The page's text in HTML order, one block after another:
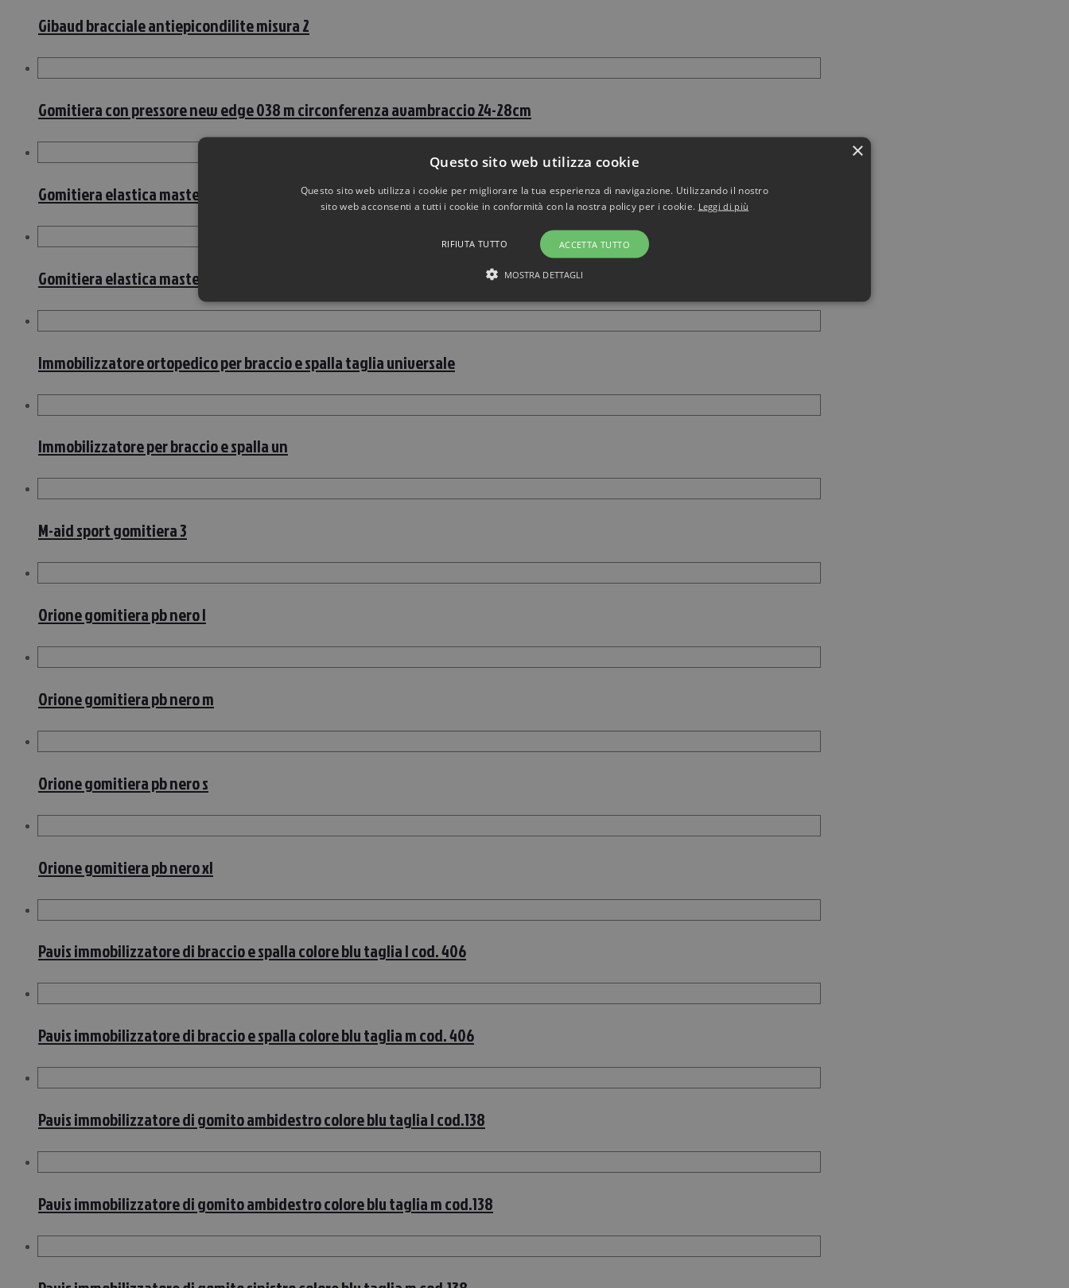
Gibaud bracciale antiepicondilite misura 2
Gomitiera con pressore new edge 038 m circonferenza avambraccio 24-28cm
Gomitiera elastica master-aid sport taglia 2 24/28cm
Gomitiera elastica master-aid sport taglia 4 32/36cm
Immobilizzatore ortopedico per braccio e spalla taglia universale
Immobilizzatore per braccio e spalla un
M-aid sport gomitiera 3
Orione gomitiera pb nero l
Orione gomitiera pb nero m
Orione gomitiera pb nero s
Orione gomitiera pb nero xl
Pavis immobilizzatore di braccio e spalla colore blu taglia l cod. 406
Pavis immobilizzatore di braccio e spalla colore blu taglia m cod. 406
Pavis immobilizzatore di gomito ambidestro colore blu taglia l cod.138
Pavis immobilizzatore di gomito ambidestro colore blu taglia m cod.138
×
Questo sito web utilizza cookie
Questo sito web utilizza i cookie per migliorare la tua esperienza di navigazione. Utilizzando il nostro
sito web acconsenti a tutti i cookie in conformità con la nostra policy per i cookie. Leggi di più
ACCETTA TUTTO
RIFIUTA TUTTO
MOSTRA DETTAGLI